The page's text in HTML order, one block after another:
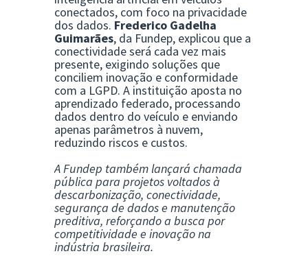
conectados, com foco na privacidade
dos dados. Frederico Gadelha
Guimarães, da Fundep, explicou que a
conectividade será cada vez mais
presente, exigindo soluções que
conciliem inovação e conformidade
com a LGPD. A instituição aposta no
aprendizado federado, processando
dados dentro do veículo e enviando
apenas parâmetros à nuvem,
reduzindo riscos e custos.
A Fundep também lançará chamada
pública para projetos voltados à
descarbonização, conectividade,
segurança de dados e manutenção
preditiva, reforçando a busca por
competitividade e inovação na
indústria brasileira.